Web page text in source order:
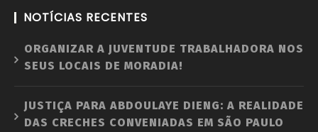
NOTÍCIAS RECENTES
ORGANIZAR A JUVENTUDE TRABALHADORA NOS
SEUS LOCAIS DE MORADIA!
JUSTIÇA PARA ABDOULAYE DIENG: A REALIDADE
DAS CRECHES CONVENIADAS EM SÃO PAULO